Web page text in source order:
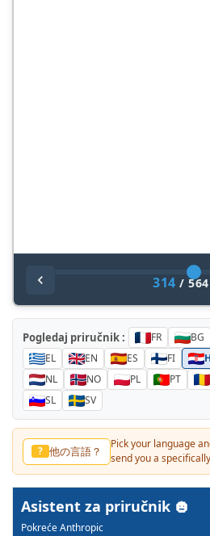
314 /564
Pogledaj priručnik : FR BG
EL
EN ES FI
NL
NO PL PT
SL
SV
? 他の言語？
Pick your language
send you a
Asistent za priručnik
Pokreće Anthropic